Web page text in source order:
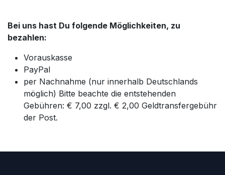
Bei uns hast Du folgende Möglichkeiten, zu
bezahlen:
Vorauskasse
PayPal
per Nachnahme (nur innerhalb Deutschlands
möglich) Bitte beachte die entstehenden
Gebühren: € 7,00 zzgl. € 2,00 Geldtransfergebühr
der Post.